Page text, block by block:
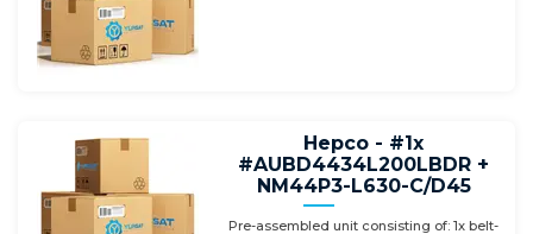
Hepco - #1x
#AUBD4434L200LBDR +
NM44P3-L630-C/D45
Pre-assembled unit consisting of: 1x belt-